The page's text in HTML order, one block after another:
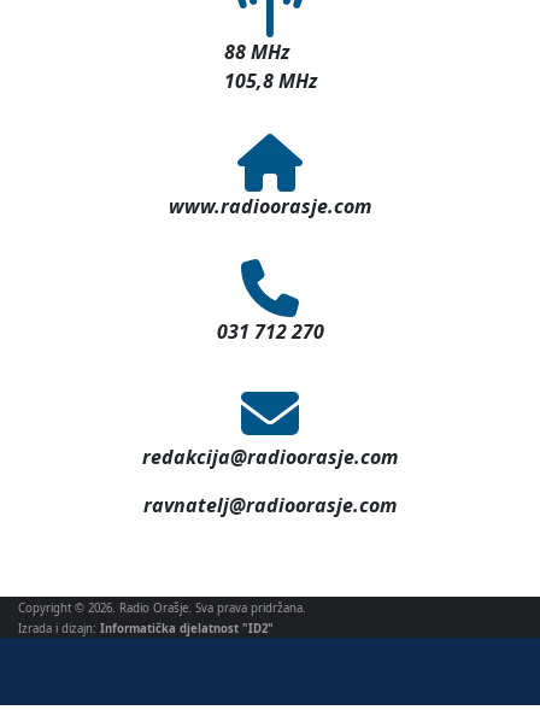
88 MHz
105,8 MHz
www.radioorasje.com
031 712 270
redakcija@radioorasje.com
ravnatelj@radioorasje.com
Copyright © 2026. Radio Orašje. Sva prava pridržana.
Izrada i dizajn: Informatička djelatnost "ID2"